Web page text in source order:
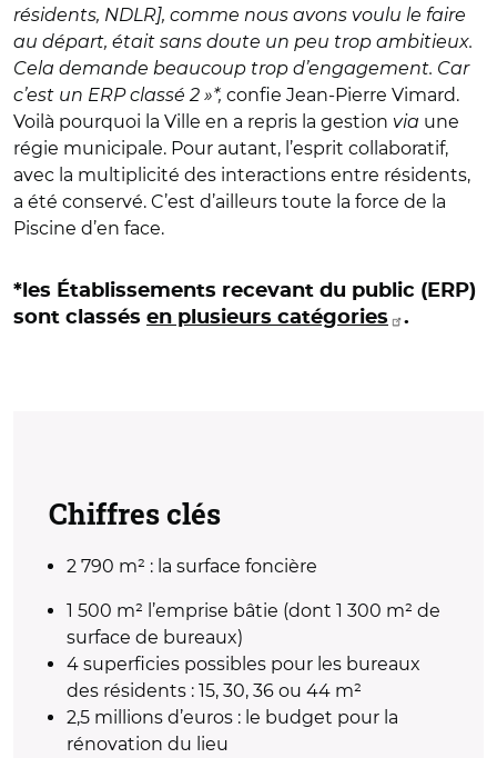
résidents, NDLR], comme nous avons voulu le faire
au départ, était sans doute un peu trop ambitieux.
Cela demande beaucoup trop d’engagement. Car
c’est un ERP classé 2 »*, confie Jean-Pierre Vimard.
Voilà pourquoi la Ville en a repris la gestion via une
régie municipale. Pour autant, l’esprit collaboratif,
avec la multiplicité des interactions entre résidents,
a été conservé. C’est d’ailleurs toute la force de la
Piscine d’en face.
*les Établissements recevant du public (ERP)
sont classés en plusieurs catégories .
Chiffres clés
2 790 m² : la surface foncière
1 500 m² l’emprise bâtie (dont 1 300 m² de
surface de bureaux)
4 superficies possibles pour les bureaux
des résidents : 15, 30, 36 ou 44 m²
2,5 millions d’euros : le budget pour la
rénovation du lieu